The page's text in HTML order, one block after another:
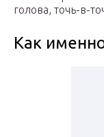
голова, точь-в-
Как